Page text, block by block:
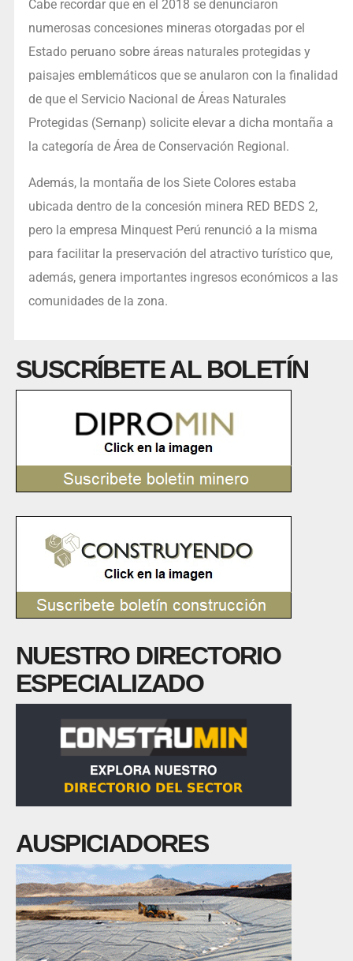
Cabe recordar que en el 2018 se denunciaron
numerosas concesiones mineras otorgadas por el
Estado peruano sobre áreas naturales protegidas y
paisajes emblemáticos que se anularon con la finalidad
de que el Servicio Nacional de Áreas Naturales
Protegidas (Sernanp) solicite elevar a dicha montaña a
la categoría de Área de Conservación Regional.
Además, la montaña de los Siete Colores estaba
ubicada dentro de la concesión minera RED BEDS 2,
pero la empresa Minquest Perú renunció a la misma
para facilitar la preservación del atractivo turístico que,
además, genera importantes ingresos económicos a las
comunidades de la zona.
SUSCRÍBETE AL BOLETÍN
NUESTRO DIRECTORIO
ESPECIALIZADO
AUSPICIADORES